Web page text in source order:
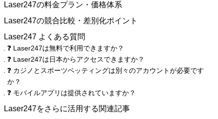
Laser247の料金プラン・価格体系
Laser247の競合比較・差別化ポイント
Laser247 よくある質問
❓ Laser247は無料で利用できますか？
❓ Laser247は日本からアクセスできますか？
❓ カジノとスポーツベッティングは別々のアカウントが必要です
か？
❓ モバイルアプリは提供されていますか？
Laser247をさらに活用する関連記事